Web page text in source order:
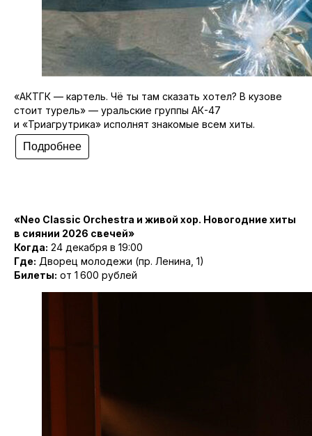
«АКТГК — картель. Чё ты там сказать хотел? В кузове
стоит турель» — уральские группы АК-47
и «Триагрутрика» исполнят знакомые всем хиты.
Подробнее
«Neo Classic Orchestra и живой хор. Новогодние хиты
в сиянии 2026 свечей»
Когда: 24 декабря в 19:00
Где: Дворец молодежи (пр. Ленина, 1)
Билеты: от 1 600 рублей